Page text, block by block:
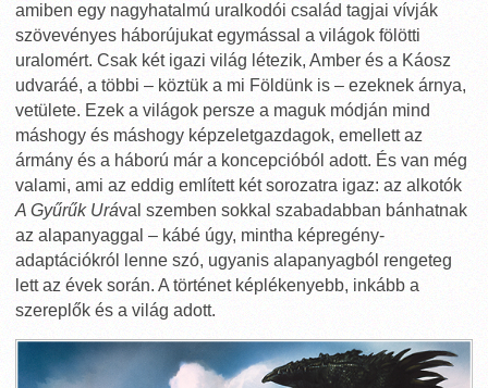
amiben egy nagyhatalmú uralkodói család tagjai vívják
szövevényes háborújukat egymással a világok fölötti
uralomért. Csak két igazi világ létezik, Amber és a Káosz
udvaráé, a többi – köztük a mi Földünk is – ezeknek árnya,
vetülete. Ezek a világok persze a maguk módján mind
máshogy és máshogy képzeletgazdagok, emellett az
ármány és a háború már a koncepcióból adott. És van még
valami, ami az eddig említett két sorozatra igaz: az alkotók
A Gyűrűk Urával szemben sokkal szabadabban bánhatnak
az alapanyaggal – kábé úgy, mintha képregény-
adaptációkról lenne szó, ugyanis alapanyagból rengeteg
lett az évek során. A történet képlékenyebb, inkább a
szereplők és a világ adott.